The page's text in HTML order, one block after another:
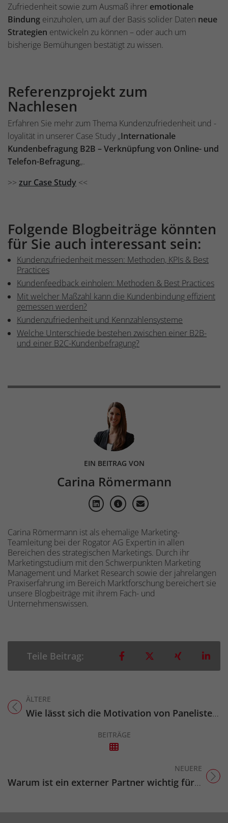
Zufriedenheit sowie zum Ausmaß ihrer emotionale
Bindung einzuholen, um auf der Basis solider Daten neue
Strategien entwickeln zu können – oder auch um
bisherige Bemühungen bestätigt zu wissen.
Referenzprojekt zum
Nachlesen
Erfahren Sie mehr zum Thema Kundenzufriedenheit und -
loyalität in unserer Case Study „Internationale
Kundenbefragung B2B – Verknüpfung von Online- und
Telefon-Befragung„.
>> zur Case Study <<
Folgende Blogbeiträge könnten
für Sie auch interessant sein:
Kundenzufriedenheit messen: Methoden, KPIs & Best
Practices
Kundenfeedback einholen: Methoden & Best Practices
Mit welcher Maßzahl kann die Kundenbindung effizient
gemessen werden?
Kundenzufriedenheit und Kennzahlensysteme
Welche Unterschiede bestehen zwischen einer B2B-
und einer B2C-Kundenbefragung?
EIN BEITRAG VON
Carina Römermann
Carina Römermann ist als ehemalige Marketing-
Teamleitung bei der Rogator AG Expertin in allen
Bereichen des strategischen Marketings. Durch ihr
Marketingstudium mit den Schwerpunkten Marketing
Management und Market Research sowie der jahrelangen
Praxiserfahrung im Bereich Marktforschung bereichert sie
unsere Blogbeiträge mit ihrem Fach- und
Unternehmenswissen.
Teile Beitrag: Teilen auf Facebook
Teilen auf XTeilen auf
ÄLTERE
Titel für Beitrag
Wie lässt sich die Motivation von Panelisten aufrechterhalten?
BEITRÄGE
NEUERE
Titel für Beitrag
Warum ist ein externer Partner wichtig für Mitarbeiterbefragungen?